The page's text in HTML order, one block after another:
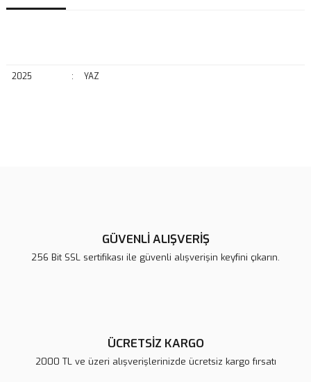
2025 : YAZ
Ürün açıklamasında eksik bilgiler bulunuyor.
GÜVENLİ ALIŞVERİŞ
256 Bit SSL sertifikası ile güvenli alışverişin keyfini çıkarın.
ÜCRETSİZ KARGO
2000 TL ve üzeri alışverişlerinizde ücretsiz kargo fırsatı